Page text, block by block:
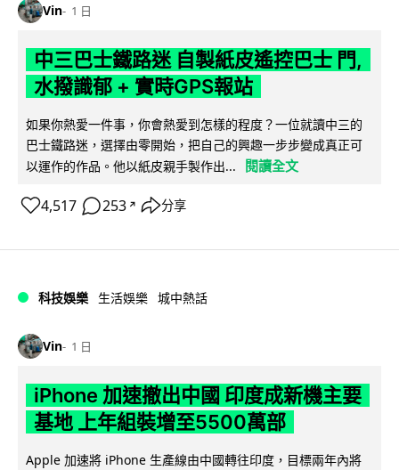
Vin 1 日
中三巴士鐵路迷 自製紙皮遙控巴士 門,
水撥識郁 + 實時GPS報站
如果你熱愛一件事，你會熱愛到怎樣的程度？一位就讀中三的
巴士鐵路迷，選擇由零開始，把自己的興趣一步步變成真正可
以運作的作品。他以紙皮親手製作出...
閱讀全文
4,517 253 ↗ 分享
科技娛樂 生活娛樂 城中熱話
Vin 1 日
iPhone 加速撤出中國 印度成新機主要
基地 上年組裝增至5500萬部
Apple 加速將 iPhone 生產線由中國轉往印度，目標兩年內將